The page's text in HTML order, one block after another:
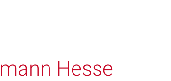
Hesse